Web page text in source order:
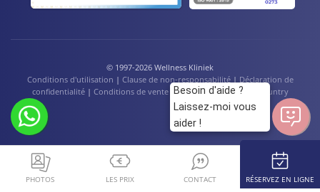
© 1997-2026 Wellness Kliniek
Conditions d'utilisation | Clause de non-responsabilité| Déclaration de
confidentialité| Conditions de vente|Cookies |Language / Country
PHOTOS LES PRIX CONTACT RÉSERVEZ EN LIGNE
Besoin d'aide ?
Laissez-moi vous
aider !